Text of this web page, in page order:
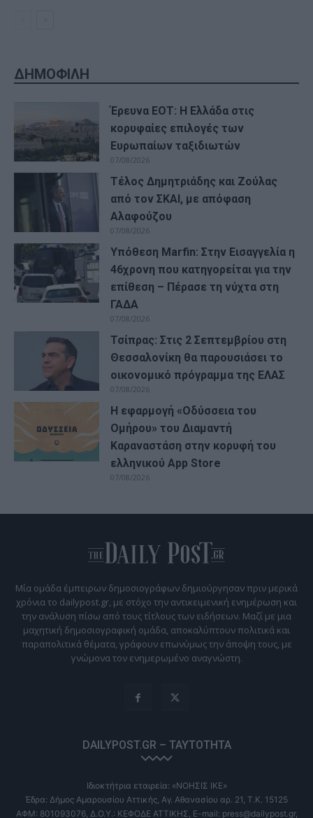
ΔΗΜΟΦΙΛΗ
Έρευνα ΕΟΤ: Η Ελλάδα στις
κορυφαίες επιλογές των
Ευρωπαίων ταξιδιωτών
07/08/2026
Τέλος Δημητριάδης και Ζούλας
από τον ΣΚΑΙ, με απόφαση
Αλαφούζου
07/08/2026
Υπόθεση Marfin: Στην Εισαγγελία η
46χρονη που κατηγορείται για την
επίθεση – Πέρασε τη νύχτα στη
ΓΑΔΑ
07/08/2026
Τσίπρας: Στις 2 Σεπτεμβρίου στη
Θεσσαλονίκη θα παρουσιάσει το
οικονομικό πρόγραμμα της ΕΛΑΣ
07/08/2026
Η εφαρμογή «Οδύσσεια του
Ομήρου» του Διαμαντή
Καραναστάση στην κορυφή του
ελληνικού App Store
07/08/2026
Μία ομάδα έμπειρων δημοσιογράφων δημιούργησαν πριν μερικά
χρόνια το dailypost.gr, με στόχο την αντικειμενική ενημέρωση και
την ανάλυση πίσω από τους τίτλους των ειδήσεων. Μαζί με μια
μαχητική δημοσιογραφική ομάδα, αποκαλύπτουν πολιτικά και
παραπολιτικά θέματα, γράφουν επωνύμως την άποψη τους, με
γνώμονα τον ενημερωμένο αναγνώστη.
DAILYPOST.GR – ΤΑΥΤΌΤΗΤΑ
Ιδιοκτήτρια εταιρεία: «ΝΟΗΣΙΣ ΙΚΕ»
Έδρα: Δήμος Αμαρουσίου Αττικής, Αγ. Αθανασίου αρ. 21, Τ.Κ. 15125
ΑΦΜ: 801093076, Δ.Ο.Υ.: ΚΕΦΟΔΕ ΑΤΤΙΚΗΣ, E-mail: press@dailypost.gr,